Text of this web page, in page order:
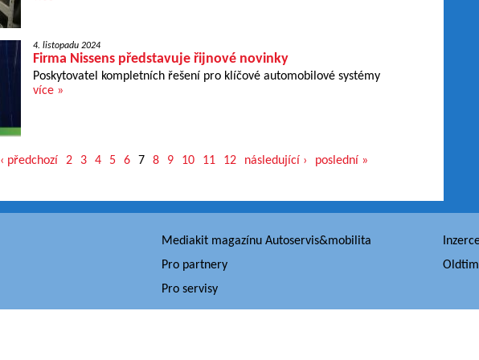
4. listopadu 2024
Firma Nissens představuje řijnové novinky
Poskytovatel kompletních řešení pro klíčové automobilové systémy
více »
‹ předchozí 2 3 4 5 6 7 8 9 10 11 12 následující › poslední »
Mediakit magazínu Autoservis&mobilita
Pro partnery
Pro servisy